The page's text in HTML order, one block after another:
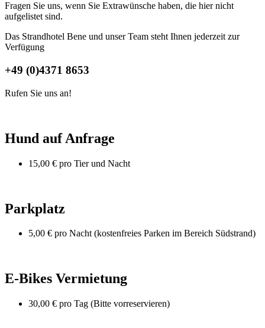
Fragen Sie uns, wenn Sie Extrawünsche haben, die hier nicht
aufgelistet sind.
Das Strandhotel Bene und unser Team steht Ihnen jederzeit zur
Verfügung
+49 (0)4371 8653
Rufen Sie uns an!
Hund auf Anfrage
15,00 € pro Tier und Nacht
Parkplatz
5,00 € pro Nacht (kostenfreies Parken im Bereich Südstrand)
E-Bikes Vermietung
30,00 € pro Tag (Bitte vorreservieren)